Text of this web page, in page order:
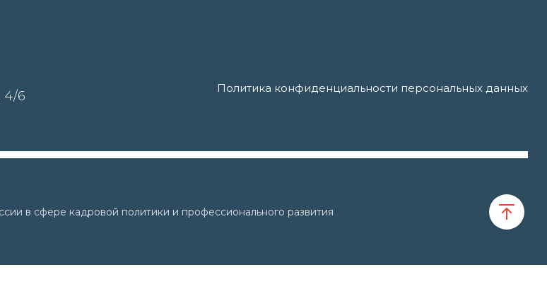
4/6
Политика конфиденциальности персональных данных
в сфере кадровой политики и профессионального развития